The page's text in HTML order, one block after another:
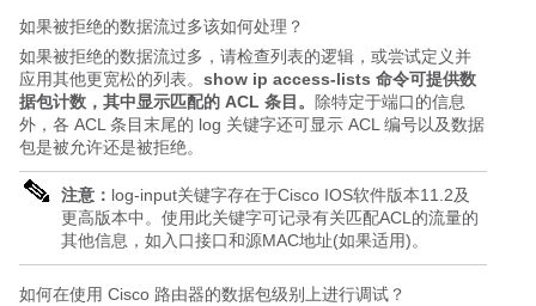
如果被拒绝的数据流过多该如何处理？
如果被拒绝的数据流过多，请检查列表的逻辑，或尝试定义并
应用其他更宽松的列表。 show ip access-lists 命令可提供数
据包计数，其中显示匹配的 ACL 条目。
除特定于端口的信息
外，各 ACL 条目末尾的 log 关键字还可显示 ACL 编号以及数据
包是被允许还是被拒绝。
注意： log-input关键字存在于Cisco IOS软件版本11.2及
更高版本中。使用此关键字可记录有关匹配ACL的流量的
其他信息，如入口接口和源MAC地址(如果适用)。
如何在使用 Cisco 路由器的数据包级别上进行调试？